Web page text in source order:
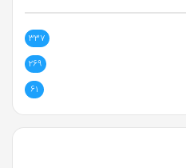
337
269
61